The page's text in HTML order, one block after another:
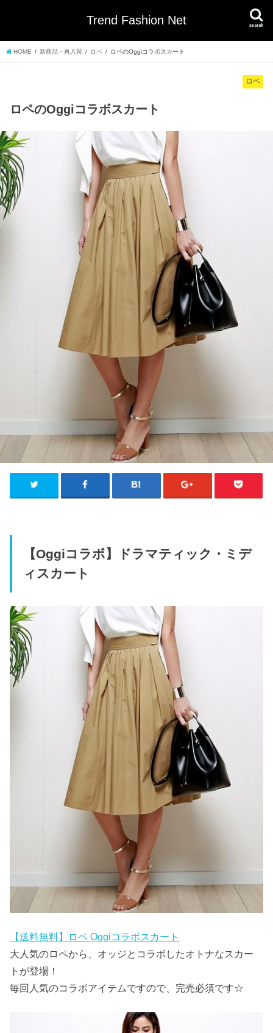
Trend Fashion Net search
HOME 新商品・再入荷 ロペ ロペのOggiコラボスカート
ロペ
ロペのOggiコラボスカート
【Oggiコラボ】ドラマティック・ミデ
ィスカート
【送料無料】ロペ Oggiコラボスカート
大人気のロペから、オッジとコラボしたオトナなスカー
トが登場！
毎回人気のコラボアイテムですので、完売必須です☆